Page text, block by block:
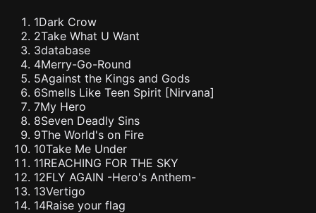
1Dark Crow
2Take What U Want
3database
4Merry-Go-Round
5Against the Kings and Gods
6Smells Like Teen Spirit [Nirvana]
7My Hero
8Seven Deadly Sins
9The World's on Fire
10Take Me Under
11REACHING FOR THE SKY
12FLY AGAIN -Hero's Anthem-
13Vertigo
14Raise your flag